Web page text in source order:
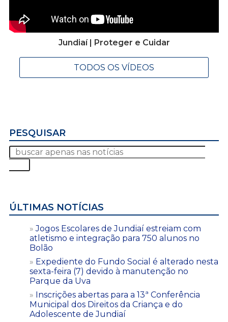
Jundiaí | Proteger e Cuidar
TODOS OS VÍDEOS
PESQUISAR
ÚLTIMAS NOTÍCIAS
Jogos Escolares de Jundiaí estreiam com
atletismo e integração para 750 alunos no
Bolão
Expediente do Fundo Social é alterado nesta
sexta-feira (7) devido à manutenção no
Parque da Uva
Inscrições abertas para a 13ª Conferência
Municipal dos Direitos da Criança e do
Adolescente de Jundiaí